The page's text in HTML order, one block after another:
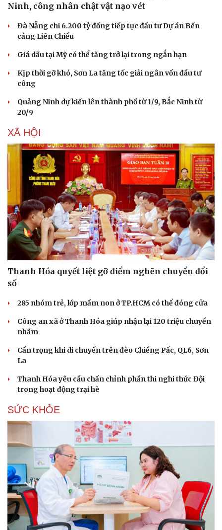
Sức khỏe
Dinh dưỡng - món ngon
Cây thuốc
Sản phụ khoa
Nhi khoa
Nam khoa
Làm đẹp - giảm cân
Phòng mạch online
Ăn sạch sống khỏe
Nhà đẹp
Blog
Tình yêu - Gia đình
Ninh, công nhân chật vật nạo vét
Đà Nẵng chi 6.200 tỷ đồng tiếp tục đầu tư Dự án Bến
cảng Liên Chiểu
Giá dầu tại Mỹ có thể tăng trở lại trong ngắn hạn
Kịp thời gỡ khó, Sơn La tăng tốc giải ngân vốn đầu tư
công
Quảng Ninh dự kiến lên thành phố từ 1/9, Bắc Ninh từ
20/9
XÃ HỘI
Thanh Hóa quyết liệt gỡ điểm nghẽn chuyển đổi
số
285 nhóm trẻ, lớp mầm non ở TP.HCM có thể đóng cửa
Công an xã ở Thanh Hóa giúp nhận lại 120 triệu chuyển
nhầm
Cẩn trọng khi di chuyển trên đèo Chiềng Pấc, QL6, Sơn
La
Thanh Hóa yêu cầu chấn chỉnh phần thi nghi thức Đội
trong hoạt động trại hè
SỨC KHỎE